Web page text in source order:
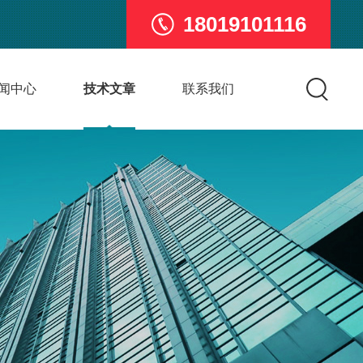
18019101116
中心 技术文章 联系我们